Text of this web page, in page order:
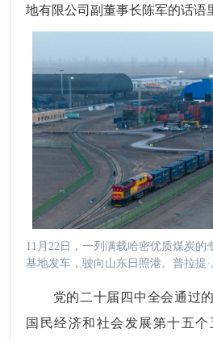
地有限公司副董事长陈军的话语
11月22日，一列满载哈密优质煤炭的
基地发车，驶向山东日照港。普拉提
党的二十届四中全会通过的
国民经济和社会发展第十五